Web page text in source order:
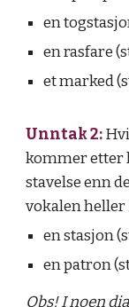
en
en rasfare
et marked
Unntak 2:
kommer etter
stavelse enn
vokalen heller
en stasjon
en patron
Obs! I noen